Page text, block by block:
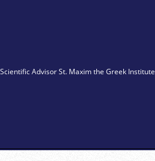
Scientific Advisor St. Maxim the Greek Institute